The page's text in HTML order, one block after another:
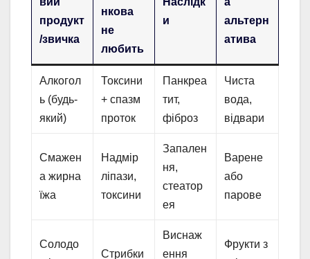
продукт
/звичка
нкова
не
любить
и
альтерн
атива
Алкогол
ь (будь-
який)
Токсини
+ спазм
проток
Панкреа
тит,
фіброз
Чиста
вода,
відвари
Смажен
а жирна
їжа
Надмір
ліпази,
токсини
Запален
ня,
стеатор
ея
Варене
або
парове
Солодо
Стрибки
Виснаж
ення
Фрукти з